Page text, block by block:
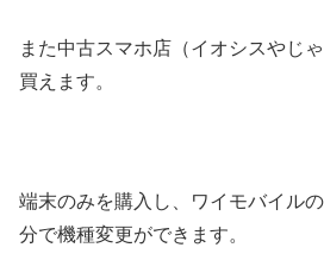
また中古スマホ店（イオシスやじ
買えます。
端末のみを購入し、ワイモバイル
分で機種変更ができます。